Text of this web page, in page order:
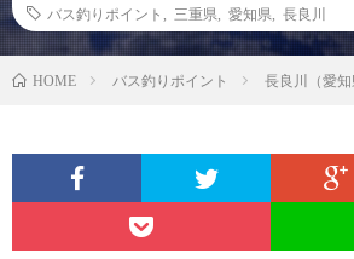
バス釣りポイント
三重県 愛知県 長良川
HOME バス釣りポイント 長良川（愛